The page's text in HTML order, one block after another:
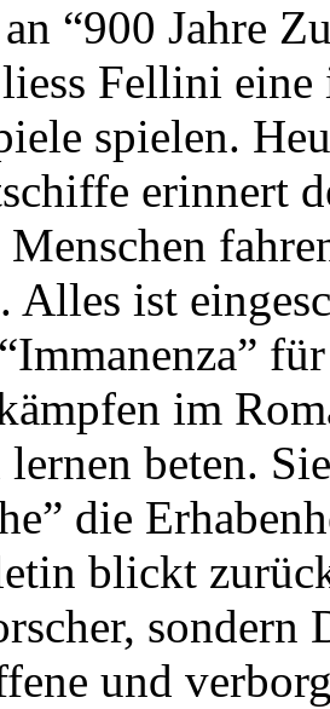
“900 Jahre
Fellini
spielen.
erinnert
Alles ist
im
beten.
die
blickt
sondern
und